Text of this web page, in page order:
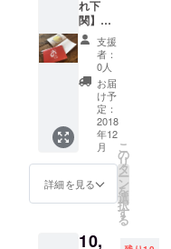
め、笑
う鬼が
心に増
えるこ
とを願
い発信
してい
ます。
日にあ
るモノ
の中よ
りお選
びくだ
さい。
注＞こ
ちらは
ヘアメ
イクや
お写真
ており
ませ
ついて
て活躍
中。 辛
く、厳
しかっ
た半生
の経験
を糧に
生み出
された
心打つ
メッ
とユー
モラス
感を呼
山口県
防府市
生ま
れ。 現
在 下関
市長府
の功山
寺近く
にある
オリジ
ナル商
品の販
売店
ナー
かめ餅
のセッ
ト こち
らはお
手元に
届くま
でどん
なメッ
セージ
カード
かわか
りませ
ん。 そ
があな
れ下
関】
【美人
応援
隊】 イ
ベント
当日の
写真を
見る権
利 おに
画作家
しの武
さんの
『あか
鬼本』
心が癒
支援
者：
0人
お届
け予
定：
2018
年12
月
詳細を見る
こ
の
リ
タ
ー
ン
を
選
択
す
る
10,